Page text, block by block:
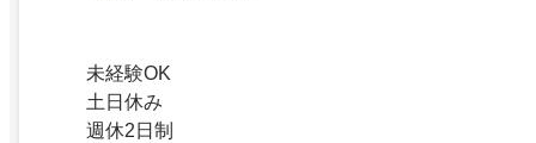
未経験OK
土日休み
週休2日制